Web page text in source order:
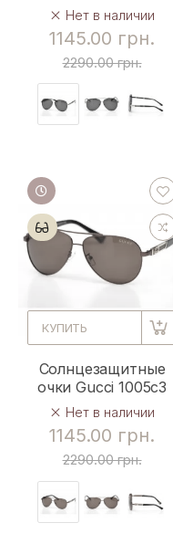
Нет в наличии
1145.00 грн.
2290.00 грн.
КУПИТЬ
Солнцезащитные
очки Gucci 1005c3
Нет в наличии
1145.00 грн.
2290.00 грн.